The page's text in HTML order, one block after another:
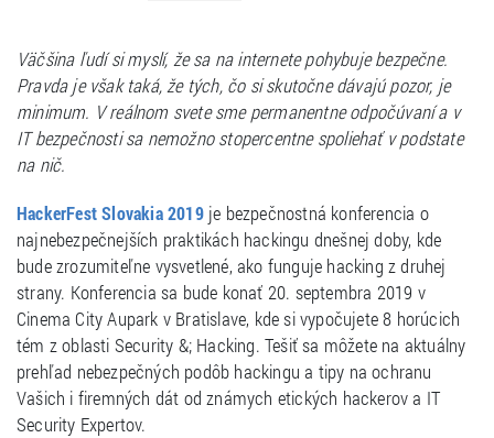
Väčšina ľudí si myslí, že sa na internete pohybuje bezpečne.
Pravda je však taká, že tých, čo si skutočne dávajú pozor, je
minimum. V reálnom svete sme permanentne odpočúvaní a v
IT bezpečnosti sa nemožno stopercentne spoliehať v podstate
na nič.
HackerFest Slovakia 2019je bezpečnostná konferencia o
najnebezpečnejších praktikách hackingu dnešnej doby, kde
bude zrozumiteľne vysvetlené, ako funguje hacking z druhej
strany. Konferencia sa bude konať 20. septembra 2019 v
Cinema City Aupark v Bratislave, kde si vypočujete 8 horúcich
tém z oblasti Security &; Hacking. Tešiť sa môžete na aktuálny
prehľad nebezpečných podôb hackingu a tipy na ochranu
Vašich i firemných dát od známych etických hackerov a IT
Security Expertov.